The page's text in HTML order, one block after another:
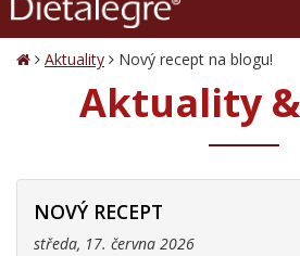
Aktuality Nový recept na blogu!
Aktuality
NOVÝ RECEPT
středa, 17. června 2026